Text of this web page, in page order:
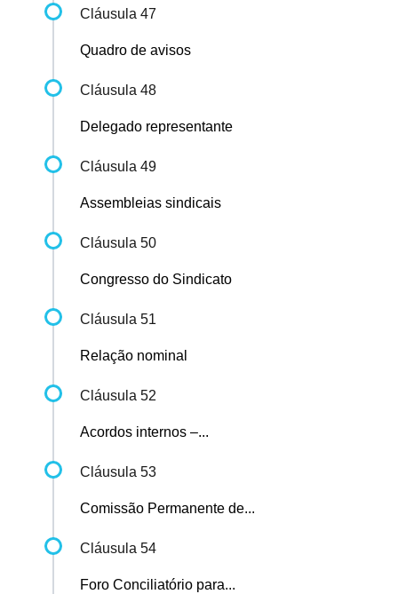
Cláusula 47
Quadro de avisos
Cláusula 48
Delegado representante
Cláusula 49
Assembleias sindicais
Cláusula 50
Congresso do Sindicato
Cláusula 51
Relação nominal
Cláusula 52
Acordos internos –...
Cláusula 53
Comissão Permanente de...
Cláusula 54
Foro Conciliatório para...